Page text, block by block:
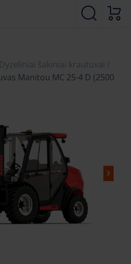
Dyzeliniai šakiniai krautuvai
Manitou MC 25-4 D (2500